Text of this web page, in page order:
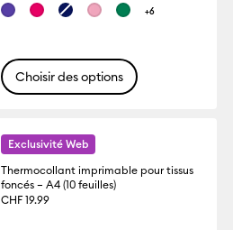
+6
Choisir des options
Exclusivité Web
Thermocollant imprimable pour tissus
foncés – A4 (10 feuilles)
CHF 19.99